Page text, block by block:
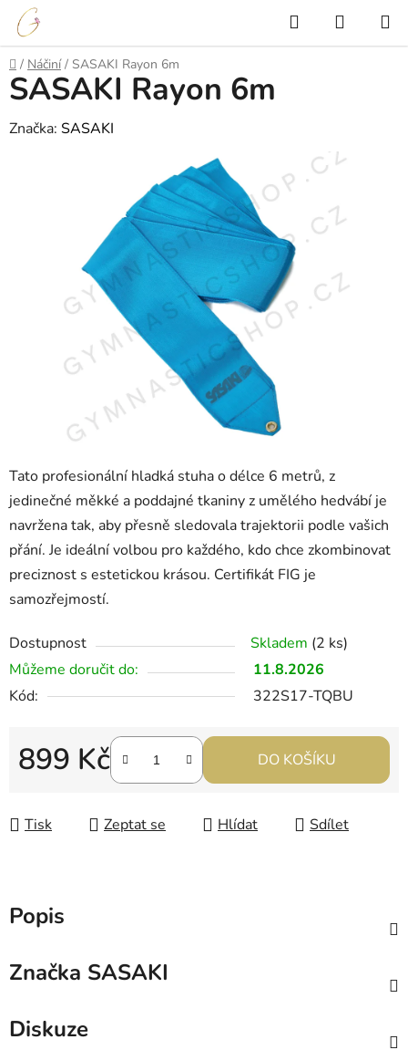
Přejít
obsah
Hledat
KOŠÍK
Domů
/ Náčiní / SASAKI Rayon 6m
Tato profesionální hladká stuha o délce 6 metrů, z
jedinečné měkké a poddajné tkaniny z umělého hedvábí je
navržena tak, aby přesně sledovala trajektorii podle vašich
přání. Je ideální volbou pro každého, kdo chce zkombinovat
preciznost s estetickou krásou. Certifikát FIG je
samozřejmostí.
Dostupnost Skladem (2 ks)
Můžeme doručit do:
11.8.2026
Kód:
322S17-TQBU
899 Kč DO KOŠÍKU
Tisk Zeptat se Hlídat Sdílet
SASAKI Rayon 6m
Značka: SASAKI
Popis
Značka SASAKI
Diskuze